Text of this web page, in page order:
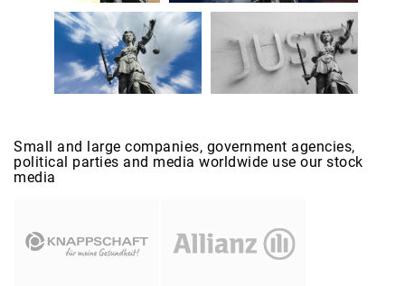
Small and large companies, government agencies,
political parties and media worldwide use our stock
media